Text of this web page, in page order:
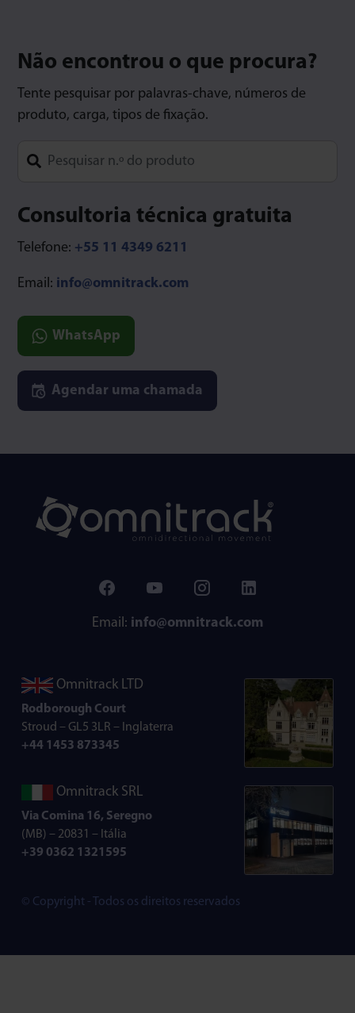
Não encontrou o que procura?
Tente pesquisar por palavras-chave, números de
produto, carga, tipos de fixação.
Consultoria técnica gratuita
Telefone: +55 11 4349 6211
Email: info@omnitrack.com
WhatsApp
Agendar uma chamada
Email: info@omnitrack.com
Omnitrack LTD
Rodborough Court
Stroud – GL5 3LR – Inglaterra
+44 1453 873345
Omnitrack SRL
Via Comina 16, Seregno
(MB) – 20831 – Itália
+39 0362 1321595
© Copyright - Todos os direitos reservados